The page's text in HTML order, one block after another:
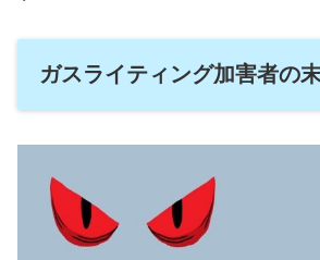
ガスライティング加害者の